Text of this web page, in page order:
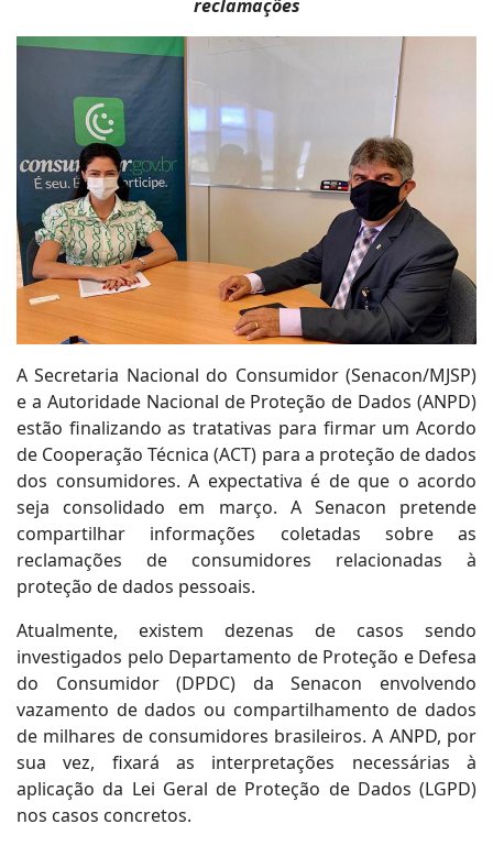
reclamações
A Secretaria Nacional do Consumidor (Senacon/MJSP)
e a Autoridade Nacional de Proteção de Dados (ANPD)
estão finalizando as tratativas para firmar um Acordo
de Cooperação Técnica (ACT) para a proteção de dados
dos consumidores. A expectativa é de que o acordo
seja consolidado em março. A Senacon pretende
compartilhar informações coletadas sobre as
reclamações de consumidores relacionadas à
proteção de dados pessoais.
Atualmente, existem dezenas de casos sendo
investigados pelo Departamento de Proteção e Defesa
do Consumidor (DPDC) da Senacon envolvendo
vazamento de dados ou compartilhamento de dados
de milhares de consumidores brasileiros. A ANPD, por
sua vez, fixará as interpretações necessárias à
aplicação da Lei Geral de Proteção de Dados (LGPD)
nos casos concretos.